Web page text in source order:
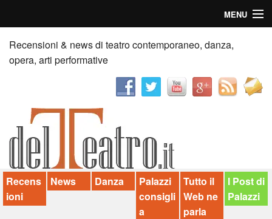
MENU
Home
Recensioni
News
Palazzi consiglia
Video
Chi siamo
Recensioni & news di teatro contemporaneo, danza,
opera, arti performative
Recens
ioni
News Danza
Palazzi
consigli
a
Tutto il
Web ne
parla
I Post di
Palazzi